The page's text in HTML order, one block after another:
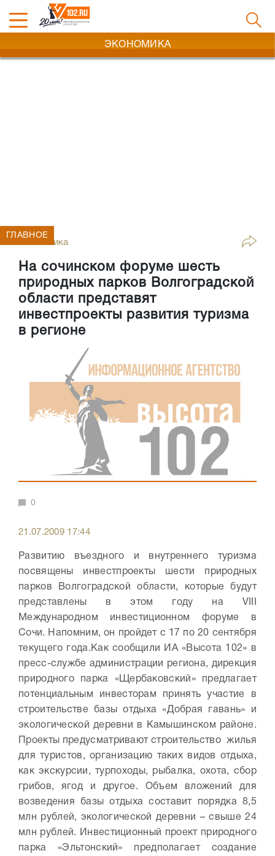
ЭКОНОМИКА
Экономика
На сочинском форуме шесть
природных парков Волгоградской
области представят
инвестпроекты развития туризма
в регионе
ГЛАВНОЕ
0
21.07.2009 17:44
Развитию въездного и внутреннего туризма
посвящены инвестпроекты шести природных
парков Волгоградской области, которые будут
представлены в этом году на VIII
Международном инвестиционном форуме в
Сочи. Напомним, он пройдет с 17 по 20 сентября
текущего года. Как сообщили ИА «Высота 102» в
пресс-службе администрации региона, дирекция
природного парка «Щербаковский» предлагает
потенциальным инвесторам принять участие в
строительстве базы отдыха «Добрая гавань» и
экологической деревни в Камышинском районе.
Проекты предусматривают строительство жилья
для туристов, организацию таких видов отдыха,
как экскурсии, турпоходы, рыбалка, охота, сбор
грибов, ягод и другое. Объем вложений для
возведения базы отдыха составит порядка 8,5
млн рублей, экологической деревни – свыше 24
млн рублей.
Инвестиционный проект природного
парка «Эльтонский» предполагает создание